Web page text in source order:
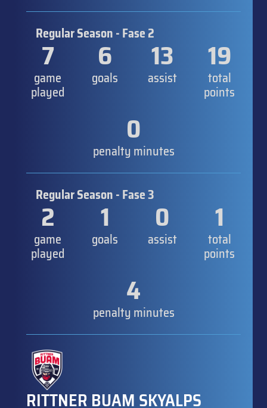
Regular Season - Fase 2
7
game
played
6
goals
13
assist
19
total
points
0
penalty minutes
Regular Season - Fase 3
2
game
played
1
goals
0
assist
1
total
points
4
penalty minutes
RITTNER BUAM SKYALPS